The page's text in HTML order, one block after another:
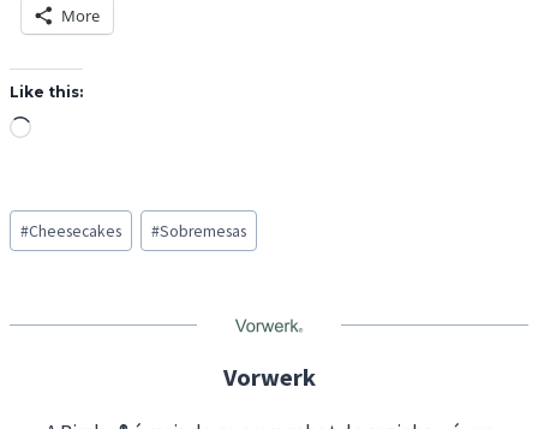
More
Like this:
L
d
i
g
Post
Tags:
#Cheesecakes #Sobremesas
Vorwerk